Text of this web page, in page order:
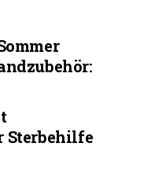
Sterbehilfe